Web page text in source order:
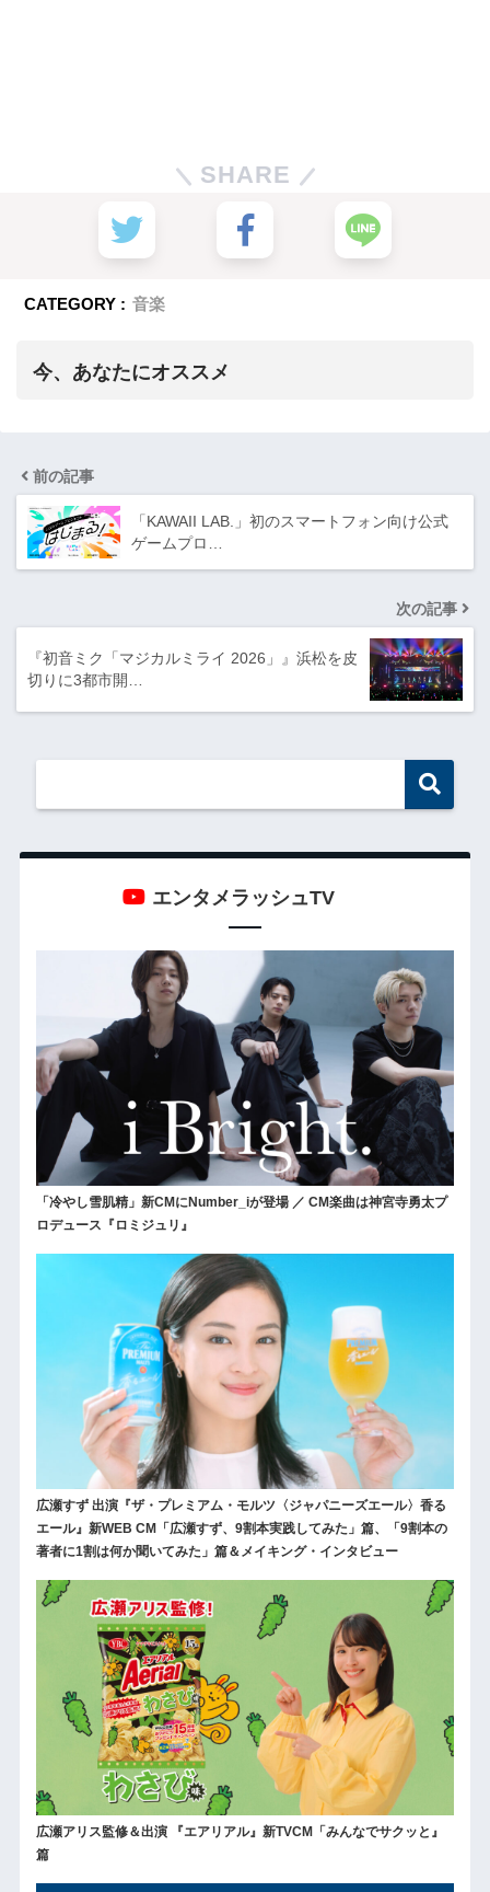
SHARE
CATEGORY : 音楽
今、あなたにオススメ
前の記事
「KAWAII LAB.」初のスマートフォン向け公式
ゲームプロ…
次の記事
『初音ミク「マジカルミライ 2026」』浜松を皮
切りに3都市開…
エンタメラッシュTV
「冷やし雪肌精」新CMにNumber_iが登場 ／ CM楽曲は神宮寺勇太プ
ロデュース『ロミジュリ』
広瀬すず 出演『ザ・プレミアム・モルツ〈ジャパニーズエール〉香る
エール』新WEB CM「広瀬すず、9割本実践してみた」篇、「9割本の
著者に1割は何か聞いてみた」篇＆メイキング・インタビュー
広瀬アリス監修＆出演 『エアリアル』新TVCM「みんなでサクッと』
篇